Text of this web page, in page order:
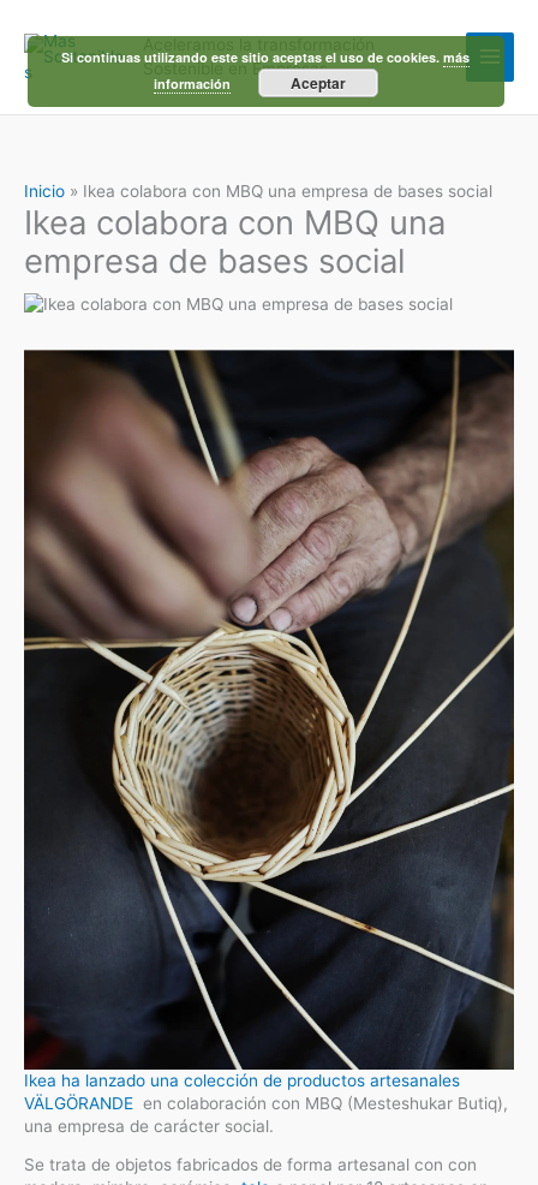
contenido
Sostenible en Empresas
Inicio Ikea colabora con MBQ una empresa de bases social
Ikea colabora con MBQ una
empresa de bases social
Ikea ha lanzado una colección de productos artesanales
VÄLGÖRANDE en colaboración con MBQ (Mesteshukar Butiq),
una empresa de carácter social.
Se trata de objetos fabricados de forma artesanal con con
Si continuas utilizando este sitio aceptas el uso de cookies.más
información
Aceptar